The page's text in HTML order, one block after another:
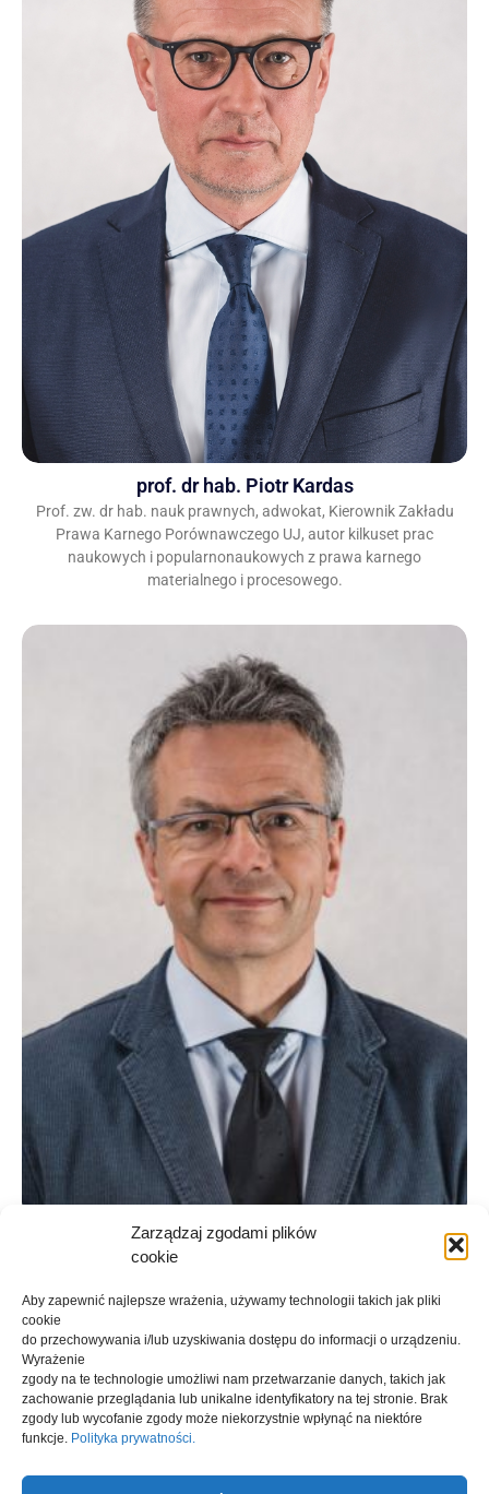
Zarządzaj zgodami plików
cookie
Aby zapewnić najlepsze wrażenia, używamy technologii takich jak pliki
cookie
do przechowywania i/lub uzyskiwania dostępu do informacji o urządzeniu.
Wyrażenie
zgody na te technologie umożliwi nam przetwarzanie danych, takich jak
zachowanie przeglądania lub unikalne identyfikatory na tej stronie. Brak
zgody lub wycofanie zgody może niekorzystnie wpłynąć na niektóre
funkcje. Polityka prywatności.
prof. dr hab. Piotr Kardas
Prof. zw. dr hab. nauk prawnych, adwokat, Kierownik Zakładu
Prawa Karnego Porównawczego UJ, autor kilkuset prac
naukowych i popularnonaukowych z prawa karnego
materialnego i procesowego.
prof. dr hab. Włodzimierz Wróbel
kierownik Katedry Prawa Karnego UJ oraz Zakładu Bioetyki i